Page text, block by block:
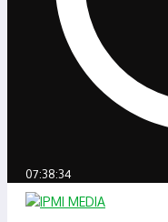
07:38:34